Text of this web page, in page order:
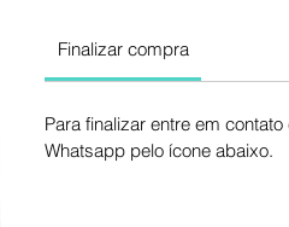
Finalizar compra
Para finalizar entre em
Whatsapp pelo ícone abaixo.